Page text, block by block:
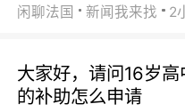
闲聊法国 新闻我来找 2
大家好，请问16岁
的补助怎么申请